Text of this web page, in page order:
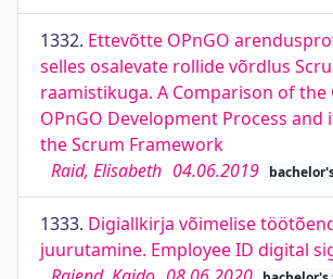
1332. Ettevõtte OPnGO
selles osalevate rollide võrdlus
raamistikuga. A Comparison of the
OPnGO Development Process and
the Scrum Framework
Raid, Elisabeth 04.06.2019
1333. Digiallkirja võimelise
juurutamine. Employee ID digital